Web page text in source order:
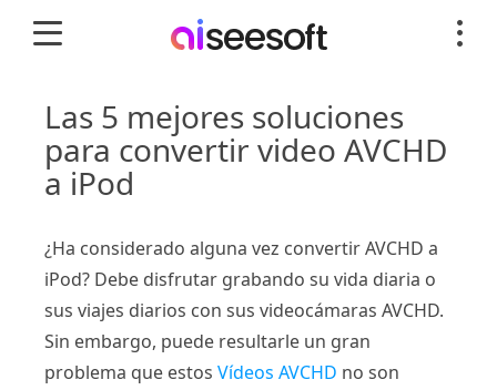
Las 5 mejores soluciones
para convertir video AVCHD
a iPod
¿Ha considerado alguna vez convertir AVCHD a
iPod? Debe disfrutar grabando su vida diaria o
sus viajes diarios con sus videocámaras AVCHD.
Sin embargo, puede resultarle un gran
problema que estos Vídeos AVCHD no son